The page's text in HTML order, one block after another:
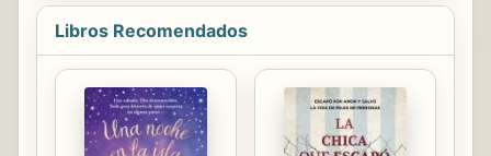
�C�mo explicamos tanto caos?
�C�mo vivimos con tanto alboroto?
Y hay alguna esperanza para la paz
en nuestro tiempo? Como uno de los
m�s respetados maestros b�blicos,
el Dr. David Jeremiah es la voz
Libros Recomendados